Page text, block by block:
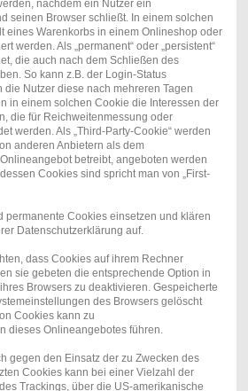
nachdem ein Nutzer ein
seinen Browser schließt. In einem solchen
eines Warenkorbs in einem Onlineshop oder
werden. Als „permanent“ oder „persistent“
die auch nach dem Schließen des
So kann z.B. der Login-Status
Nutzer diese nach mehreren Tagen
in einem solchen Cookie die Interessen der
die für Reichweitenmessung oder
werden. Als „Third-Party-Cookie“ werden
anderen Anbietern als dem
betreibt, angeboten werden
Cookies sind spricht man von „First-
permanente Cookies einsetzen und klären
Datenschutzerklärung auf.
dass Cookies auf ihrem Rechner
sie gebeten die entsprechende Option in
Browsers zu deaktivieren. Gespeicherte
des Browsers gelöscht
Cookies kann zu
dieses Onlineangebotes führen.
gegen den Einsatz der zu Zwecken des
Cookies kann bei einer Vielzahl der
Trackings, über die US-amerikanische